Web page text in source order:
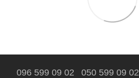
096 599 09 02 050 599 09 02